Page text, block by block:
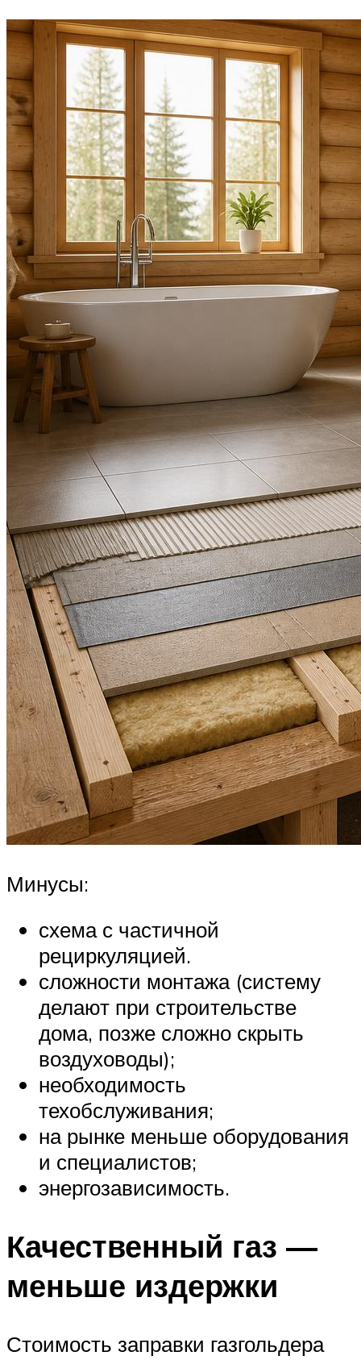
Минусы:
схема с частичной
рециркуляцией.
сложности монтажа (систему
делают при строительстве
дома, позже сложно скрыть
воздуховоды);
необходимость
техобслуживания;
на рынке меньше оборудования
и специалистов;
энергозависимость.
Качественный газ —
меньше издержки
Стоимость заправки газгольдера